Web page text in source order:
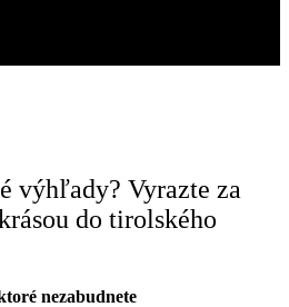
výhľady? Vyrazte za
do tirolského
nezabudnete